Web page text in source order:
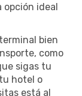
opción ideal
bien
como
sigas tu
hotel o
está al